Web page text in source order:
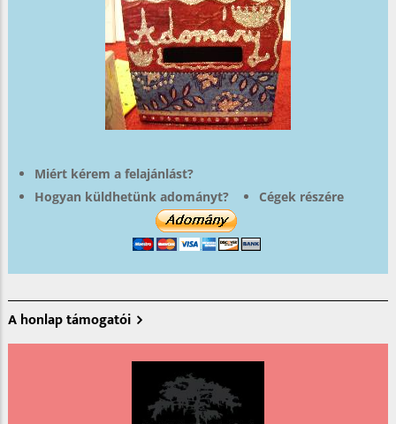
Miért kérem a felajánlást?
Hogyan küldhetünk adományt?
Cégek részére
A honlap támogatói